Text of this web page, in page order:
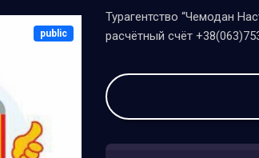
public
Турагентство “Чемодан
расчётный счёт